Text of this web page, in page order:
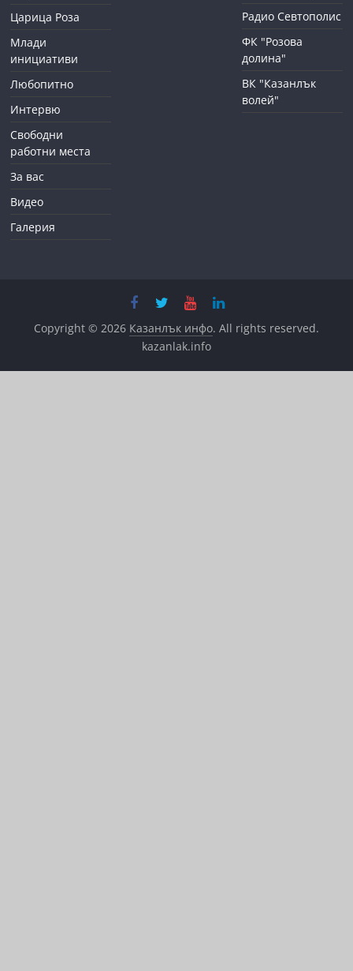
Царица Роза
Млади
инициативи
Любопитно
Интервю
Свободни
работни места
За вас
Видео
Галерия
Радио Севтополис
ФК "Розова
долина"
ВК "Казанлък
волей"
Copyright © 2026 Казанлък инфо. All rights reserved.
kazanlak.info